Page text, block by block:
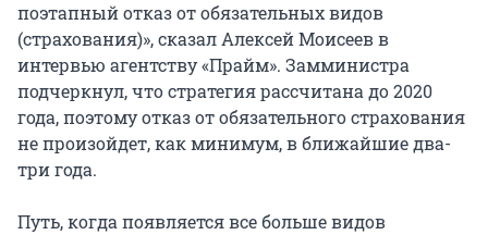
поэтапный отказ от обязательных видов
(страхования)», сказал Алексей Моисеев в
интервью агентству «Прайм». Замминистра
подчеркнул, что стратегия рассчитана до 2020
года, поэтому отказ от обязательного страхования
не произойдет, как минимум, в ближайшие два-
три года.
Путь, когда появляется все больше видов